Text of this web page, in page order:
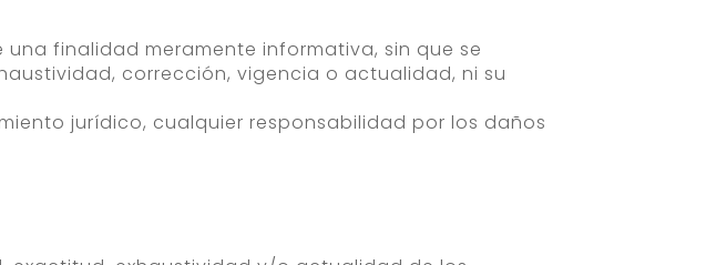
finalidad meramente informativa, sin que se
corrección, vigencia o actualidad, ni su
jurídico, cualquier responsabilidad por los daños